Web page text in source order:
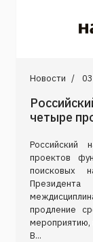
Новости
четыре
Российский
проектов
поисковых
продление
мероприятию,
В...